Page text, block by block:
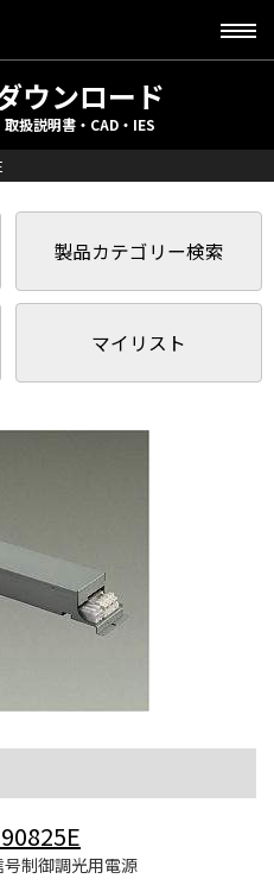
ウンロード
扱説明書・CAD・IES
製品カテゴリー検索
マイリスト
号制御調光用電源